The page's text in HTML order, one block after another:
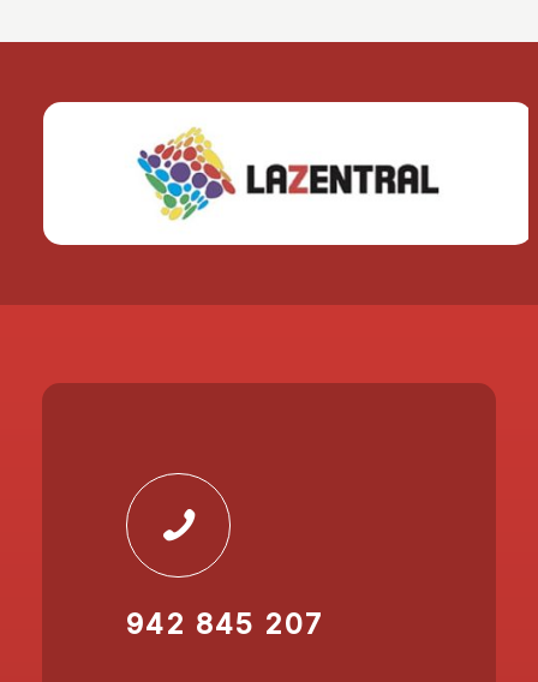
942 845 207